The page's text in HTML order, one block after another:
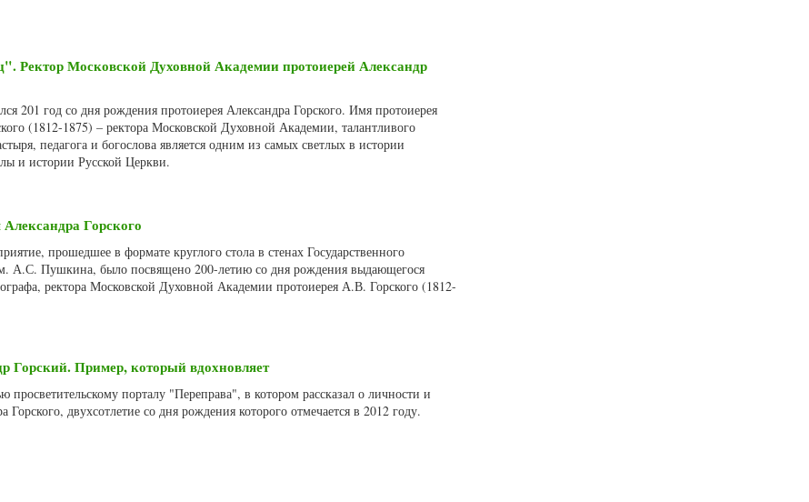
Ректор Московской Духовной Академии протоиерей Александр
201 год со дня рождения протоиерея Александра Горского. Имя протоиерея
(1812-1875) – ректора Московской Духовной Академии, талантливого
педагога и богослова является одним из самых светлых в истории
и истории Русской Церкви.
Горского
прошедшее в формате круглого стола в стенах Государственного
А.С. Пушкина, было посвящено 200-летию со дня рождения выдающегося
ректора Московской Духовной Академии протоиерея А.В. Горского (1812-
Горский. Пример, который вдохновляет
просветительскому порталу "Переправа", в котором рассказал о личности и
Горского, двухсотлетие со дня рождения которого отмечается в 2012 году.